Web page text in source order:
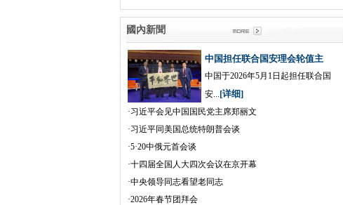
國內新聞
中国担任联合国安理会轮值主
中国于2026年5月1日起担任联合国
安...[详细]
·习近平会见中国国民党主席郑丽文
·习近平同美国总统特朗普会谈
·5·20中俄元首会谈
·十四届全国人大四次会议在京开幕
·中央领导同志看望老同志
·2026年春节团拜会